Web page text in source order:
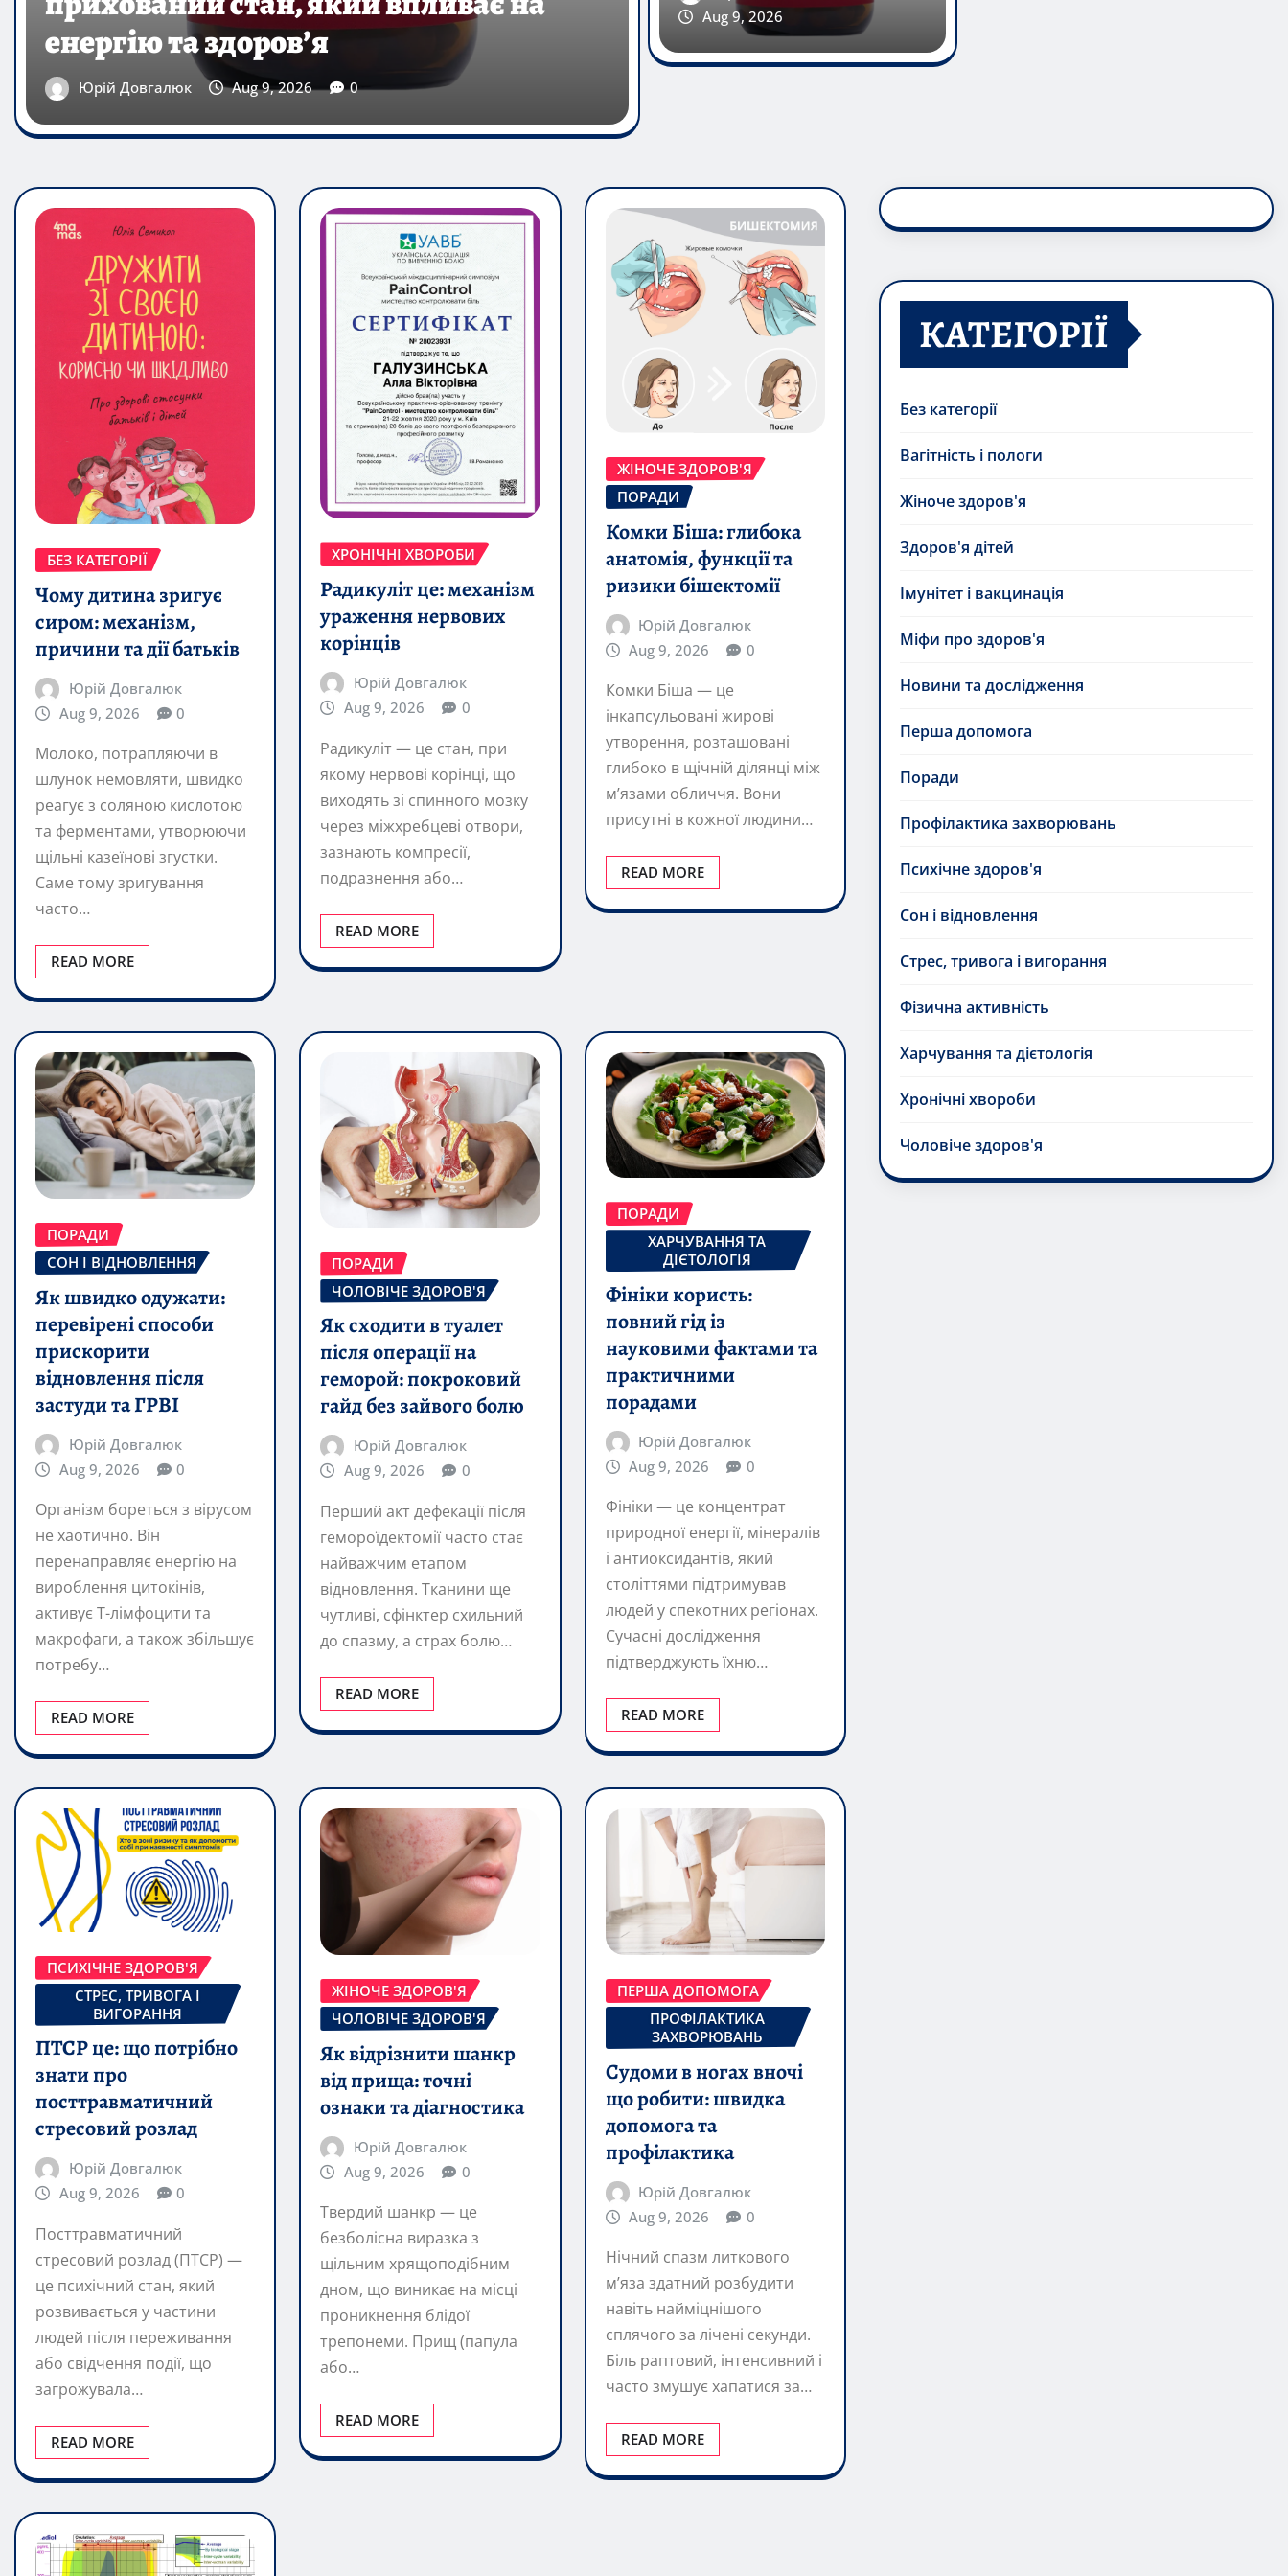
Aug 9, 2026
БЕЗ КАТЕГОРІЇ
Чому дитина зригує
сиром: механізм,
причини та дії батьків
Юрій Довгалюк
Aug 9, 2026
0
Молоко, потрапляючи в
шлунок немовляти, швидко
та ферментами, утворюючи
щільні казеїнові згустки.
Саме тому зригування
часто…
READ MORE
ХРОНІЧНІ ХВОРОБИ
Радикуліт це: механізм
ураження нервових
корінців
Юрій Довгалюк
Aug 9, 2026
Радикуліт — це стан, при
якому нервові корінці, що
через міжхребцеві отвори,
зазнають компресії,
подразнення або…
READ MORE
ЖІНОЧЕ ЗДОРОВ'Я
ПОРАДИ
Комки Біша: глибока
анатомія, функції та
ризики бішектомії
Юрій Довгалюк
Aug 9, 2026
0
Комки Біша — це
інкапсульовані жирові
глибоко в щічній ділянці між
м’язами обличчя. Вони
присутні в кожної людини…
READ MORE
ПОРАДИ
СОН І ВІДНОВЛЕННЯ
Як швидко одужати:
перевірені способи
прискорити
відновлення після
застуди та ГРВІ
Юрій Довгалюк
Aug 9, 2026
0
Організм бореться з вірусом
не хаотично. Він
вироблення цитокінів,
активує Т-лімфоцити та
макрофаги, а також збільшує
потребу…
READ MORE
ПОРАДИ
ЧОЛОВІЧЕ ЗДОРОВ'Я
Як сходити в туалет
після операції на
геморой: покроковий
гайд без зайвого болю
Юрій Довгалюк
Aug 9, 2026
0
Перший акт дефекації після
гемороїдектомії часто стає
відновлення. Тканини ще
чутливі, сфінктер схильний
до спазму, а страх болю…
READ MORE
ПОРАДИ
ХАРЧУВАННЯ ТА
Фініки користь:
повний гід із
науковими фактами та
практичними
порадами
Юрій Довгалюк
Aug 9, 2026
Фініки — це концентрат
природної енергії, мінералів
століттями підтримував
людей у спекотних регіонах.
Сучасні дослідження
підтверджують їхню…
READ MORE
ПСИХІЧНЕ ЗДОРОВ'Я
СТРЕС, ТРИВОГА І
ПТСР це: що потрібно
знати про
посттравматичний
стресовий розлад
Юрій Довгалюк
Aug 9, 2026
0
Посттравматичний
стресовий розлад (ПТСР) —
розвивається у частини
людей після переживання
або свідчення події, що
загрожувала…
READ MORE
ЖІНОЧЕ ЗДОРОВ'Я
ЧОЛОВІЧЕ ЗДОРОВ'Я
Як відрізнити шанкр
від прища: точні
ознаки та діагностика
Юрій Довгалюк
Aug 9, 2026
0
Твердий шанкр — це
безболісна виразка з
дном, що виникає на місці
проникнення блідої
трепонеми. Прищ (папула
або…
READ MORE
ПЕРША ДОПОМОГА
ПРОФІЛАКТИКА
Судоми в ногах вночі
що робити: швидка
допомога та
профілактика
Юрій Довгалюк
Aug 9, 2026
Нічний спазм литкового
м’яза здатний розбудити
сплячого за лічені секунди.
Біль раптовий, інтенсивний і
часто змушує хапатися за…
READ MORE
Без категорії